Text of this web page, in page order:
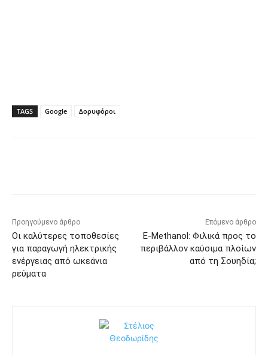
TAGS Google Δορυφόροι
Προηγούμενο άρθρο
Οι καλύτερες τοποθεσίες
για παραγωγή ηλεκτρικής
ενέργειας από ωκεάνια
ρεύματα
Επόμενο άρθρο
E-Methanol: Φιλικά προς το
περιβάλλον καύσιμα πλοίων
από τη Σουηδία;